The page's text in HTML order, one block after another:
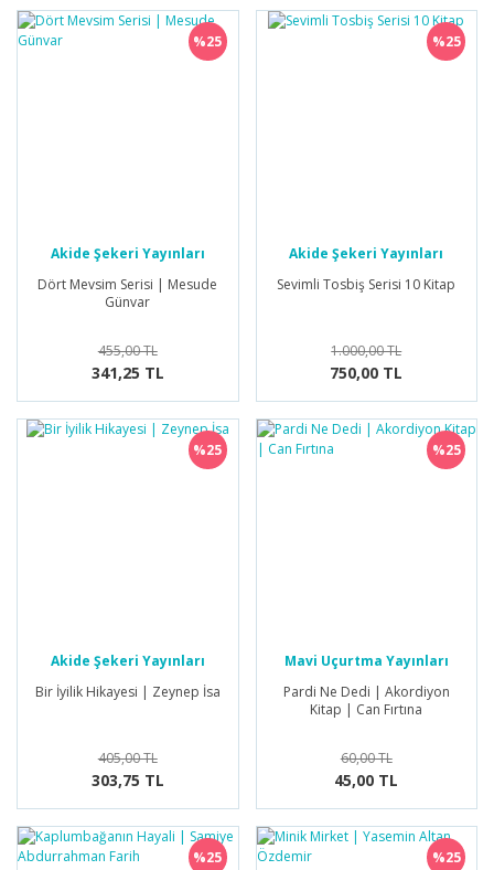
%25
Akide Şekeri Yayınları
Dört Mevsim Serisi | Mesude
Günvar
455,00 TL
341,25 TL
%25
Akide Şekeri Yayınları
Sevimli Tosbiş Serisi 10 Kitap
1.000,00 TL
750,00 TL
%25
Akide Şekeri Yayınları
Bir İyilik Hikayesi | Zeynep İsa
405,00 TL
303,75 TL
%25
Mavi Uçurtma Yayınları
Pardi Ne Dedi | Akordiyon
Kitap | Can Fırtına
60,00 TL
45,00 TL
%25 %25